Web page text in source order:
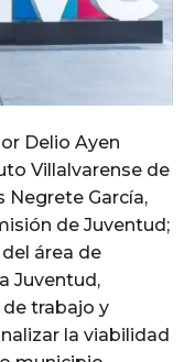
Delio Ayen
Villalvarense de
Negrete García,
de Juventud;
área de
Juventud,
trabajo y
la viabilidad